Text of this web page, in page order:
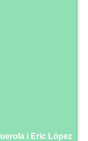
i Eric López